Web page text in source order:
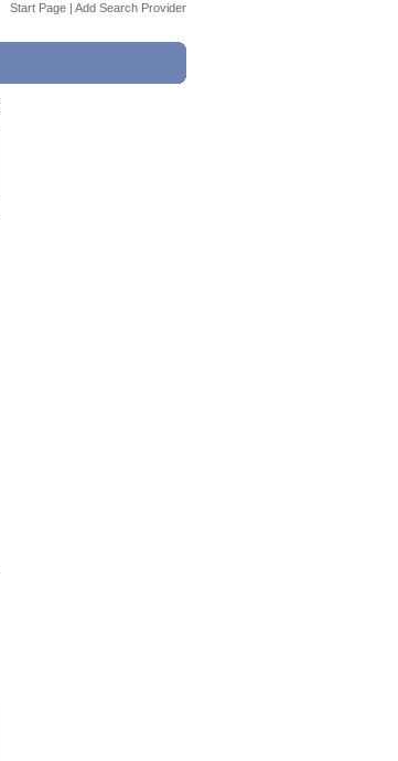
Start Page | Add Search Provider